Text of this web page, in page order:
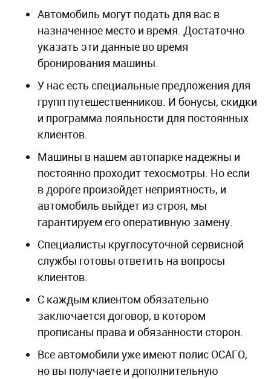
Автомобиль могут подать для вас в
назначенное место и время. Достаточно
указать эти данные во время
бронирования машины.
У нас есть специальные предложения для
групп путешественников. И бонусы, скидки
и программа лояльности для постоянных
клиентов.
Машины в нашем автопарке надежны и
постоянно проходит техосмотры. Но если
в дороге произойдет неприятность, и
автомобиль выйдет из строя, мы
гарантируем его оперативную замену.
Специалисты круглосуточной сервисной
службы готовы ответить на вопросы
клиентов.
С каждым клиентом обязательно
заключается договор, в котором
прописаны права и обязанности сторон.
Все автомобили уже имеют полис ОСАГО,
но вы получаете и дополнительную